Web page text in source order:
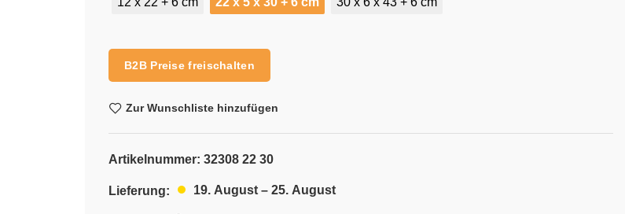
B2B Preise freischalten
Zur Wunschliste hinzufügen
Artikelnummer: 32308 22 30
Lieferung: 19. August – 25. August